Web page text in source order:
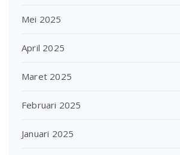
Mei 2025
April 2025
Maret 2025
Februari 2025
Januari 2025